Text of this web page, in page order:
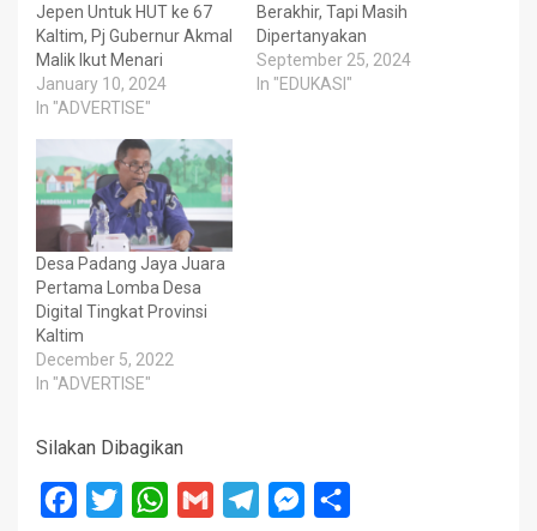
Jepen Untuk HUT ke 67
Kaltim, Pj Gubernur Akmal
Malik Ikut Menari
January 10, 2024
In "ADVERTISE"
Berakhir, Tapi Masih
Dipertanyakan
September 25, 2024
In "EDUKASI"
Desa Padang Jaya Juara
Pertama Lomba Desa
Digital Tingkat Provinsi
Kaltim
December 5, 2022
In "ADVERTISE"
Silakan Dibagikan
Facebook
Twitter WhatsApp
Gmail TelegramMessenger